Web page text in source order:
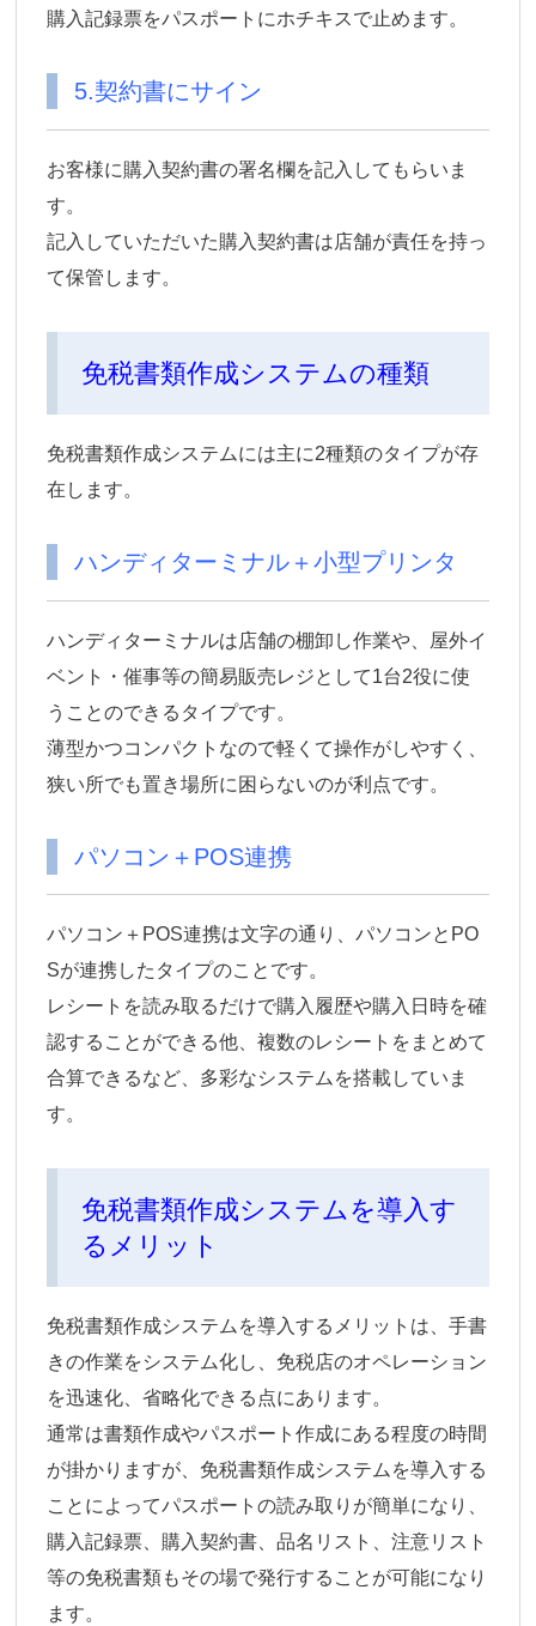
購入記録票をパスポートにホチキスで止めます。
5.契約書にサイン
お客様に購入契約書の署名欄を記入してもらいま
す。
記入していただいた購入契約書は店舗が責任を持っ
て保管します。
免税書類作成システムの種類
免税書類作成システムには主に2種類のタイプが存
在します。
ハンディターミナル＋小型プリンタ
ハンディターミナルは店舗の棚卸し作業や、屋外イ
ベント・催事等の簡易販売レジとして1台2役に使
うことのできるタイプです。
薄型かつコンパクトなので軽くて操作がしやすく、
狭い所でも置き場所に困らないのが利点です。
パソコン＋POS連携
パソコン＋POS連携は文字の通り、パソコンとPO
Sが連携したタイプのことです。
レシートを読み取るだけで購入履歴や購入日時を確
認することができる他、複数のレシートをまとめて
合算できるなど、多彩なシステムを搭載していま
す。
免税書類作成システムを導入す
るメリット
免税書類作成システムを導入するメリットは、手書
きの作業をシステム化し、免税店のオペレーション
を迅速化、省略化できる点にあります。
通常は書類作成やパスポート作成にある程度の時間
が掛かりますが、免税書類作成システムを導入する
ことによってパスポートの読み取りが簡単になり、
購入記録票、購入契約書、品名リスト、注意リスト
等の免税書類もその場で発行することが可能になり
ます。